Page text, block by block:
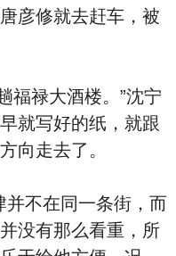
彦修就去赶车，被
禄大酒楼。”沈宁
就写好的纸，就跟
向走去了。
不在同一条街，而
没有那么看重，所